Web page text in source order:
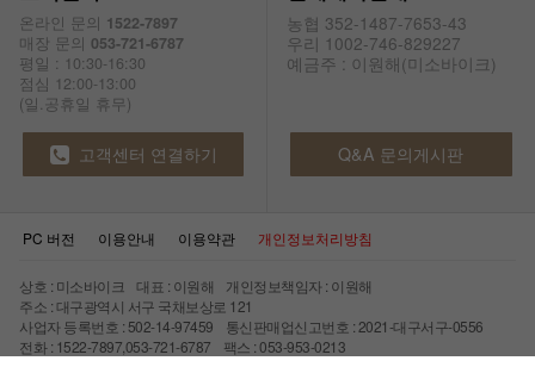
온라인 문의 1522-7897
매장 문의 053-721-6787
평일 : 10:30-16:30
점심 12:00-13:00
(일.공휴일 휴무)
농협 352-1487-7653-43
우리 1002-746-829227
예금주 : 이원해(미소바이크)
고객센터 연결하기 Q&A 문의게시판
PC 버전 이용안내 이용약관 개인정보처리방침
상호 : 미소바이크 대표 : 이원해 개인정보책임자 : 이원해
주소 : 대구광역시 서구 국채보상로 121
사업자 등록번호 : 502-14-97459 통신판매업신고번호 : 2021-대구서구-0556
전화 : 1522-7897,053-721-6787 팩스 : 053-953-0213